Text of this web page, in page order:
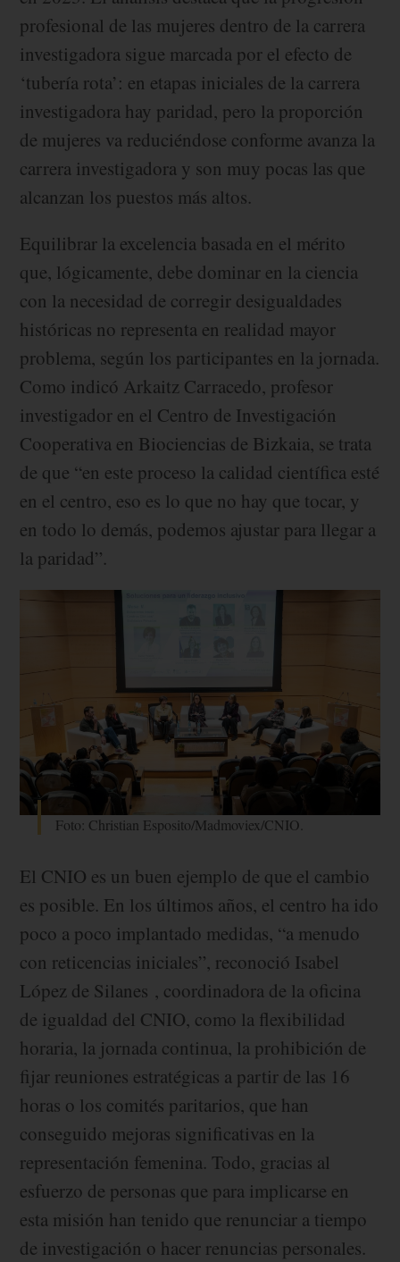
profesional de las mujeres dentro de la carrera
investigadora sigue marcada por el efecto de
‘tubería rota’: en etapas iniciales de la carrera
investigadora hay paridad, pero la proporción
de mujeres va reduciéndose conforme avanza la
carrera investigadora y son muy pocas las que
alcanzan los puestos más altos.
Equilibrar la excelencia basada en el mérito
que, lógicamente, debe dominar en la ciencia
con la necesidad de corregir desigualdades
históricas no representa en realidad mayor
problema, según los participantes en la jornada.
Como indicó Arkaitz Carracedo, profesor
investigador en el Centro de Investigación
Cooperativa en Biociencias de Bizkaia, se trata
de que “en este proceso la calidad científica esté
en el centro, eso es lo que no hay que tocar, y
en todo lo demás, podemos ajustar para llegar a
la paridad”.
Foto: Christian Esposito/Madmoviex/CNIO.
El CNIO es un buen ejemplo de que el cambio
es posible. En los últimos años, el centro ha ido
poco a poco implantado medidas, “a menudo
con reticencias iniciales”, reconoció Isabel
López de Silanes , coordinadora de la oficina
de igualdad del CNIO, como la flexibilidad
horaria, la jornada continua, la prohibición de
fijar reuniones estratégicas a partir de las 16
horas o los comités paritarios, que han
conseguido mejoras significativas en la
representación femenina. Todo, gracias al
esfuerzo de personas que para implicarse en
esta misión han tenido que renunciar a tiempo
de investigación o hacer renuncias personales.